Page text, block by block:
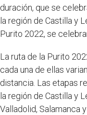
duración, que se
la región de Castilla y
Purito 2022, se
La ruta de la Purito
cada una de ellas
distancia. Las etapas
la región de Castilla y
Valladolid, Salamanca